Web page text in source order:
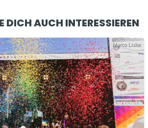
DICH AUCH INTERESSIEREN
Marco Liske